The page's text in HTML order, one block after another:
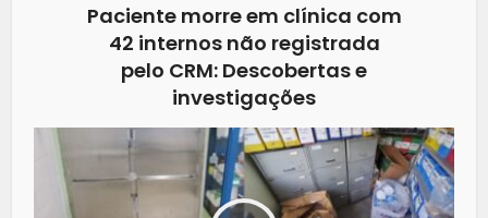
Paciente morre em clínica com
42 internos não registrada
pelo CRM: Descobertas e
investigações